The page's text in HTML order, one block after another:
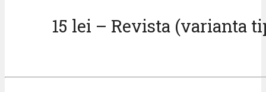
15 lei – Revista (varianta